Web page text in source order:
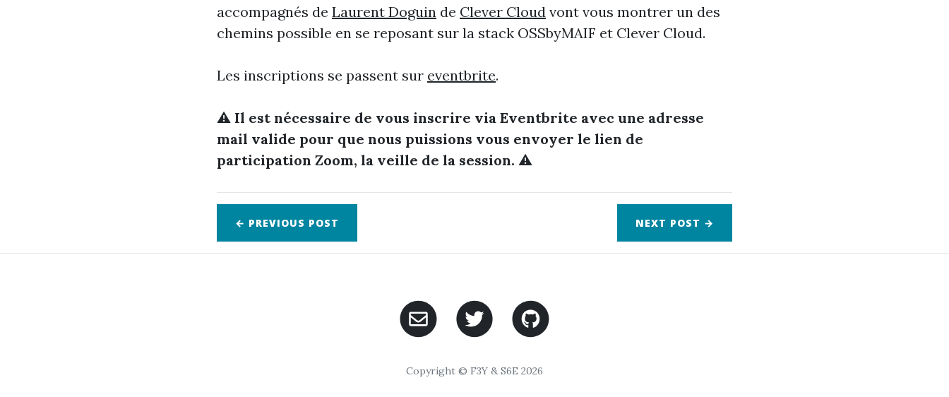
accompagnés de Laurent Doguin de Clever Cloud vont vous montrer un des
chemins possible en se reposant sur la stack OSSbyMAIF et Clever Cloud.
Les inscriptions se passent sur eventbrite.
⚠️ Il est nécessaire de vous inscrire via Eventbrite avec une adresse
mail valide pour que nous puissions vous envoyer le lien de
participation Zoom, la veille de la session. ⚠️
← PREVIOUS POST NEXT POST →
Copyright © F3Y & S6E 2026